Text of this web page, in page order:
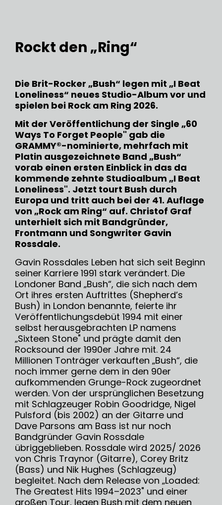
Rockt den „Ring“
Die Brit-Rocker „Bush“ legen mit „I Beat
Loneliness“ neues Studio-Album vor und
spielen bei Rock am Ring 2026.
Mit der Veröffentlichung der Single „60
Ways To Forget People" gab die
GRAMMY®-nominierte, mehrfach mit
Platin ausgezeichnete Band „Bush“
vorab einen ersten Einblick in das da
kommende zehnte Studioalbum „I Beat
Loneliness". Jetzt tourt Bush durch
Europa und tritt auch bei der 41. Auflage
von „Rock am Ring“ auf. Christof Graf
unterhielt sich mit Bandgründer,
Frontmann und Songwriter Gavin
Rossdale.
Gavin Rossdales Leben hat sich seit Beginn
seiner Karriere 1991 stark verändert. Die
Londoner Band „Bush“, die sich nach dem
Ort ihres ersten Auftrittes (Shepherd’s
Bush) in London benannte, feierte ihr
Veröffentlichungsdebüt 1994 mit einer
selbst herausgebrachten LP namens
„Sixteen Stone" und prägte damit den
Rocksound der 1990er Jahre mit. 24
Millionen Tonträger verkauften „Bush“, die
noch immer gerne dem in den 90er
aufkommenden Grunge-Rock zugeordnet
werden. Von der ursprünglichen Besetzung
mit Schlagzeuger Robin Goodridge, Nigel
Pulsford (bis 2002) an der Gitarre und
Dave Parsons am Bass ist nur noch
Bandgründer Gavin Rossdale
übriggeblieben. Rossdale wird 2025/ 2026
von Chris Traynor (Gitarre), Corey Britz
(Bass) und Nik Hughes (Schlagzeug)
begleitet. Nach dem Release von „Loaded:
The Greatest Hits 1994–2023" und einer
großen Tour, legen Bush mit dem neuen